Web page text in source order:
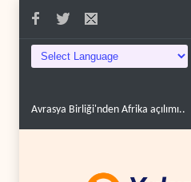
Avrasya Birliği'nden Afrika açılımı..